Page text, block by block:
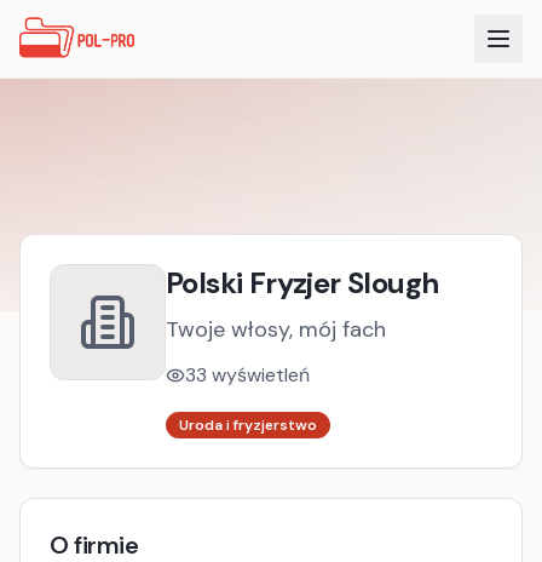
Polski Fryzjer Slough
Twoje włosy, mój fach
33 wyświetleń
Uroda i fryzjerstwo
O firmie